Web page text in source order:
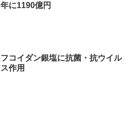
年に1190億円
フコイダン銀塩に抗菌・抗ウイル
ス作用